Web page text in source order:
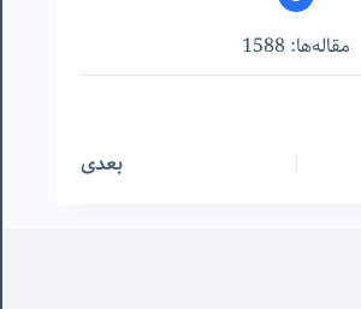
مقاله‌ها: 1588
بعدی